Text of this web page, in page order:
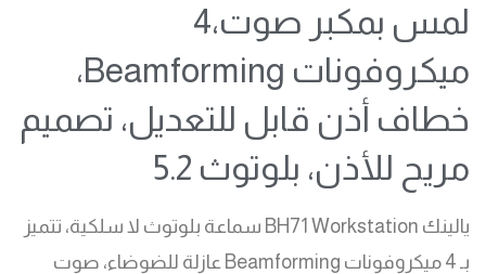
لمس بمكبر صوت،4
ميكروفونات Beamforming،
خطاف أذن قابل للتعديل، تصميم
مريح للأذن، بلوتوث 5.2
يالينك BH71 Workstation سماعة بلوتوث لا سلكية، تتميز
بـ 4 ميكروفونات Beamforming عازلة للضوضاء، صوت